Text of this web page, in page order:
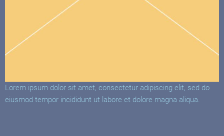
Lorem ipsum dolor sit amet, consectetur adipiscing elit, sed do
eiusmod tempor incididunt ut labore et dolore magna aliqua.